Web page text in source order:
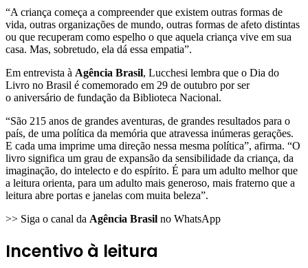
“A criança começa a compreender que existem outras formas de
vida, outras organizações de mundo, outras formas de afeto distintas
ou que recuperam como espelho o que aquela criança vive em sua
casa. Mas, sobretudo, ela dá essa empatia”.
Em entrevista à Agência Brasil, Lucchesi lembra que o Dia do
Livro no Brasil é comemorado em 29 de outubro por ser
o aniversário de fundação da Biblioteca Nacional.
“São 215 anos de grandes aventuras, de grandes resultados para o
país, de uma política da memória que atravessa inúmeras gerações.
E cada uma imprime uma direção nessa mesma política”, afirma. “O
livro significa um grau de expansão da sensibilidade da criança, da
imaginação, do intelecto e do espírito. É para um adulto melhor que
a leitura orienta, para um adulto mais generoso, mais fraterno que a
leitura abre portas e janelas com muita beleza”.
>> Siga o canal da Agência Brasil no WhatsApp
Incentivo à leitura